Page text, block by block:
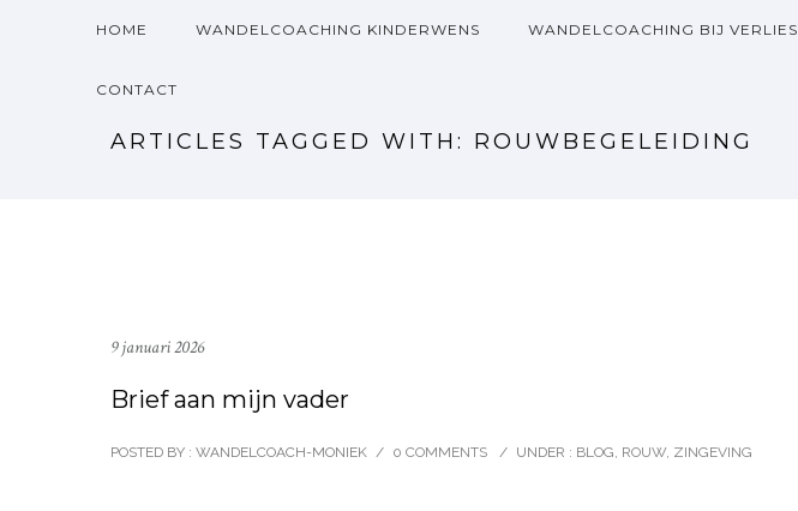
HOME WANDELCOACHING KINDERWENS WANDELCOACHING BIJ VERLIES
CONTACT
ARTICLES TAGGED WITH: ROUWBEGELEIDING
9 januari 2026
Brief aan mijn vader
POSTED BY : WANDELCOACH-MONIEK / 0 COMMENTS / UNDER : BLOG, ROUW, ZINGEVING